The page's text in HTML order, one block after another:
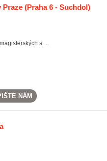
Praze(Praha 6 - Suchdol)
a ...
NÁM